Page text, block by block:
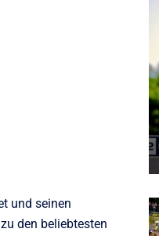
und seinen
den beliebtesten